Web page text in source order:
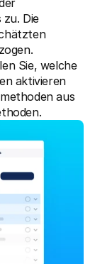
zu. Die
Sie, welche
aktivieren
aus